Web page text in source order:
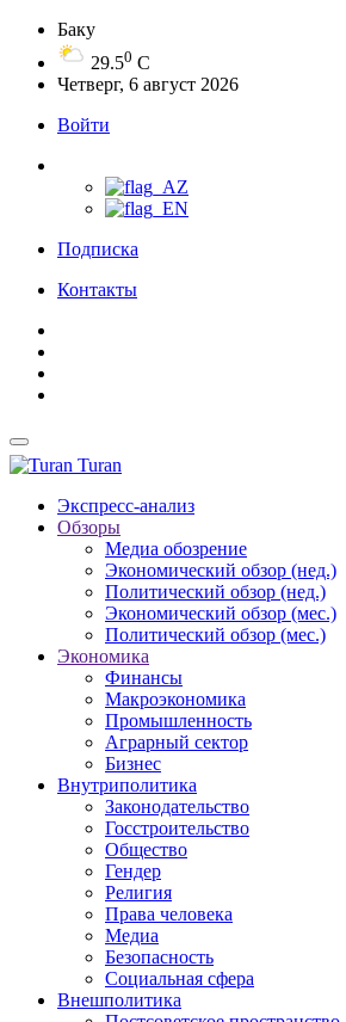
Баку
29.50 C
Четверг, 6 август 2026
Войти
Подписка
Контакты
Turan
Экспресс-анализ
Обзоры
Медиа обозрение
Экономический обзор (нед.)
Политический обзор (нед.)
Экономический обзор (мес.)
Политический обзор (мес.)
Экономика
Финансы
Макроэкономика
Промышленность
Аграрный сектор
Бизнес
Внутриполитика
Законодательство
Госстроительство
Общество
Гендер
Религия
Права человека
Медиа
Безопасность
Социальная сфера
Внешполитика